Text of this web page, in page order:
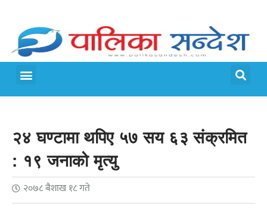
२४ घण्टामा थपिए ५७ सय ६३ संक्रमित
: १९ जनाको मृत्यु
२०७८ बैशाख १८ गते